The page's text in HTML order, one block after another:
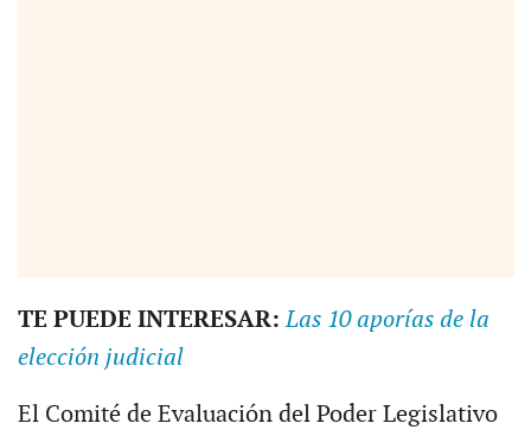
TE PUEDE INTERESAR:Las 10 aporías de la
elección judicial
El Comité de Evaluación del Poder Legislativo